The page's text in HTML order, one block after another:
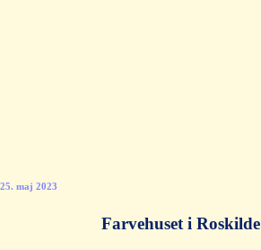
25. maj 2023
Farvehuset i Roskilde